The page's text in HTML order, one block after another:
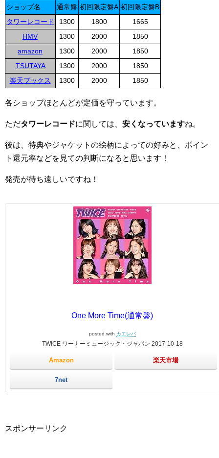
ショップ名 通常盤 初回限定盤A 初回限定盤B
タワーレコード
1300 1800
1665
HMV
1300 2000
1850
amazon
1300 2000
1850
TSUTAYA
1300 2000
1850
楽天ブックス
1300 2000 1850
各ショップほとんどが定価を守っています。
ただタワーレコードに関しては、 安くなっていますね。
後は、特典やジャケットの絵柄によっての好みと、ポイン
ト還元率などを見ての判断になると思います！
発売が待ち遠しいですね！
One More Time(通常盤)
posted with カエレバ
TWICE ワーナーミュージック・ジャパン 2017-10-18
Amazon 楽天市場
7net
スポンサーリンク